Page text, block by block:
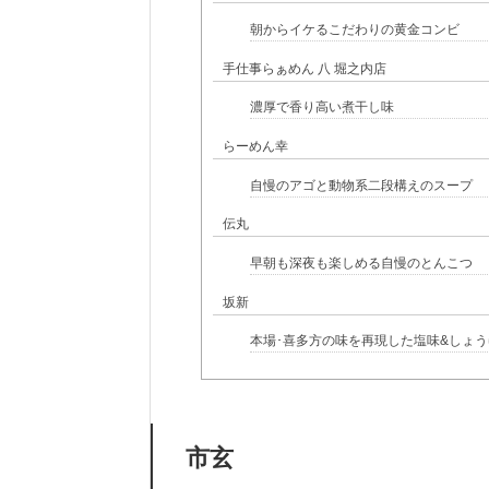
朝からイケるこだわりの黄金コンビ
手仕事らぁめん 八 堀之内店
濃厚で香り高い煮干し味
らーめん幸
自慢のアゴと動物系二段構えのスープ
伝丸
早朝も深夜も楽しめる自慢のとんこつ
坂新
本場･喜多方の味を再現した塩味&しょ
市玄